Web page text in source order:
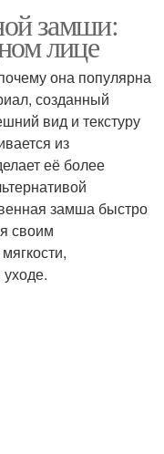
замши:
лице
она популярна
созданный
вид и текстуру
из
её более
замша быстро
своим
уходе.